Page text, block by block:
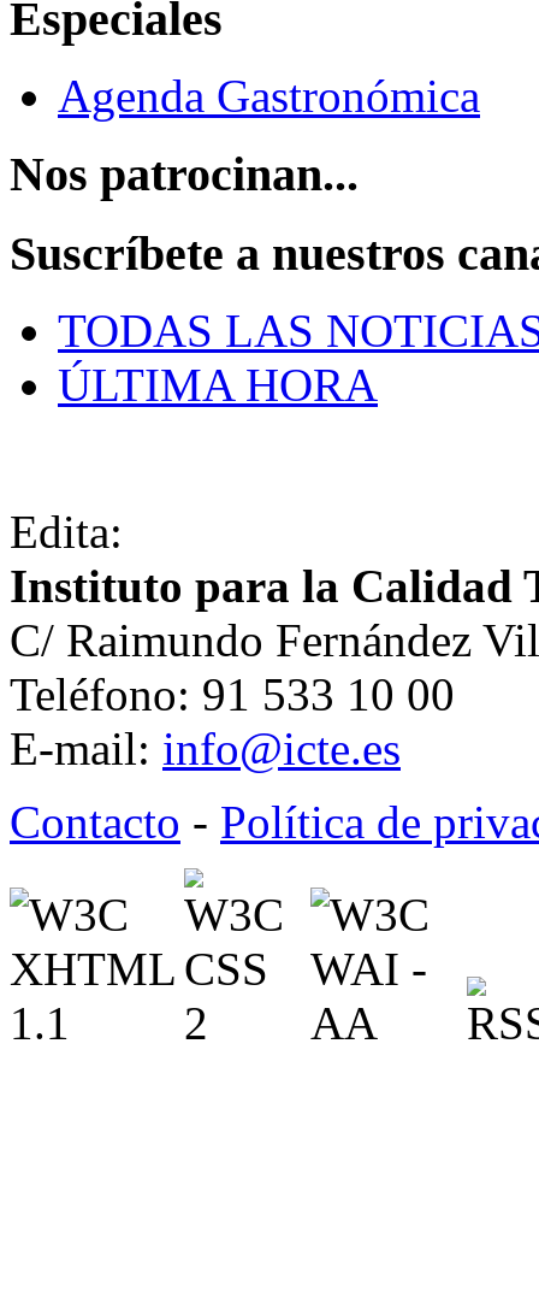
Especiales
Agenda Gastronómica
Nos patrocinan...
Suscríbete a nuestros
TODAS LAS
ÚLTIMA HORA
Edita:
Instituto para la Calidad
C/ Raimundo Fernández
Teléfono: 91 533 10 00
E-mail: info@icte.es
Contacto - Política de